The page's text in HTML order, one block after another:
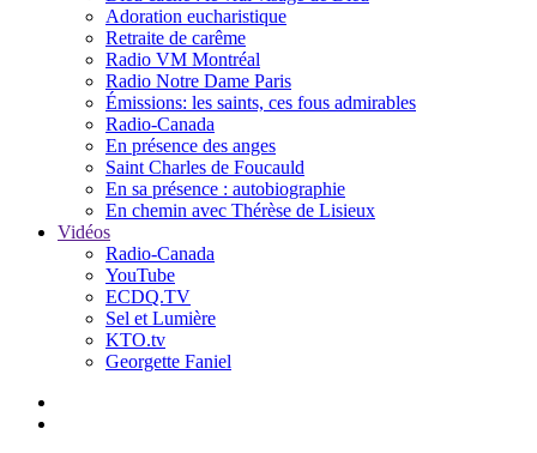
Adoration eucharistique
Retraite de carême
Radio VM Montréal
Radio Notre Dame Paris
Émissions: les saints, ces fous admirables
Radio-Canada
En présence des anges
Saint Charles de Foucauld
En sa présence : autobiographie
En chemin avec Thérèse de Lisieux
Vidéos
Radio-Canada
YouTube
ECDQ.TV
Sel et Lumière
KTO.tv
Georgette Faniel